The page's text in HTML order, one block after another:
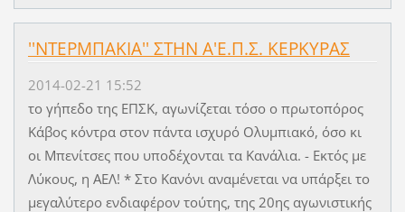
''ΝΤΕΡΜΠΑΚΙΑ'' ΣΤΗΝ Α'Ε.Π.Σ. ΚΕΡΚΥΡΑΣ
2014-02-21 15:52
το γήπεδο της ΕΠΣΚ, αγωνίζεται τόσο ο πρωτοπόρος
Κάβος κόντρα στον πάντα ισχυρό Ολυμπιακό, όσο κι
οι Μπενίτσες που υποδέχονται τα Κανάλια. - Εκτός με
Λύκους, η ΑΕΛ! * Στο Κανόνι αναμένεται να υπάρξει το
μεγαλύτερο ενδιαφέρον τούτης, της 20ης αγωνιστικής